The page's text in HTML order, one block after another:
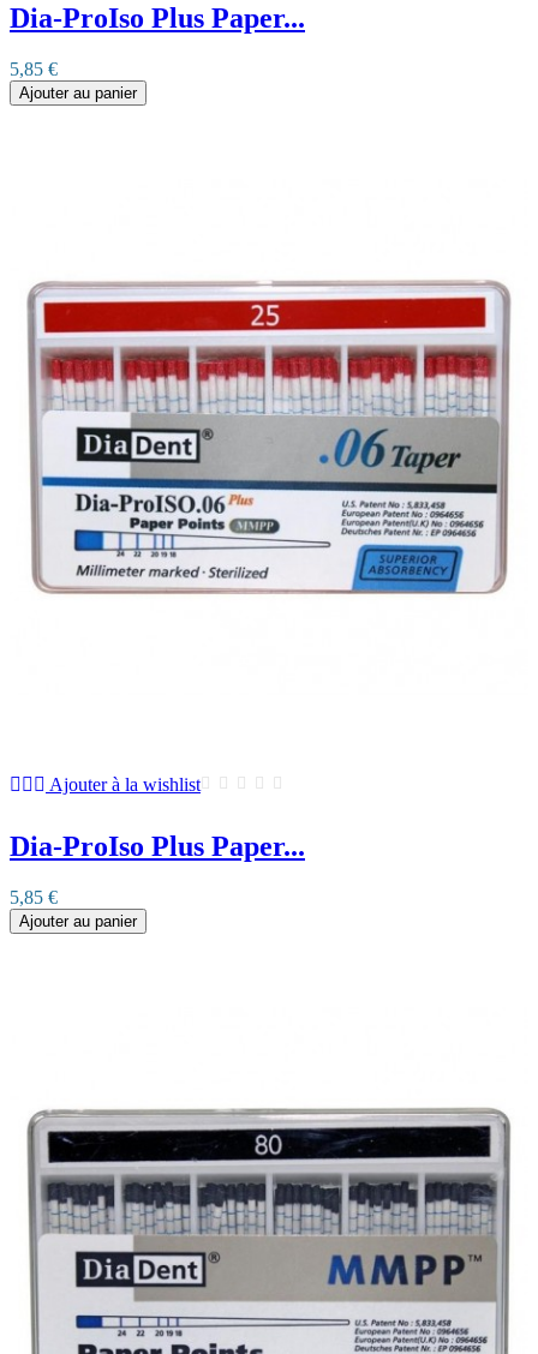
Dia-ProIso Plus Paper...
5,85 €
Ajouter au panier
Ajouter à la wishlist
Dia-ProIso Plus Paper...
5,85 €
Ajouter au panier